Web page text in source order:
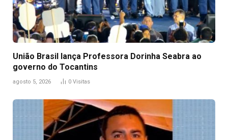
União Brasil lança Professora Dorinha Seabra ao
governo do Tocantins
agosto 5, 2026 0 Visitas